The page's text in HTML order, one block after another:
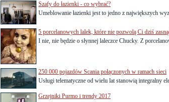
Szafy do łazienki - co wybrać?
Umeblowanie łazienki jest to jedno z największych
5 porcelanowych lalek, które nie pozwolą Ci dziś
I nie, nie będzie o słynnej laleczce Chucky. Z
250 000 pojazdów Scania połączonych w ramach sieci
Usługi telematyczne od wielu lat stanowią integralny
Grzejniki Purmo i trendy 2017